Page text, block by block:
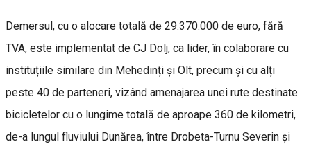
Demersul, cu o alocare totală de 29.370.000 de euro, fără
TVA, este implementat de CJ Dolj, ca lider, în colaborare cu
instituțiile similare din Mehedinți și Olt, precum și cu alți
peste 40 de parteneri, vizând amenajarea unei rute destinate
bicicletelor cu o lungime totală de aproape 360 de kilometri,
de-a lungul fluviului Dunărea, între Drobeta-Turnu Severin și